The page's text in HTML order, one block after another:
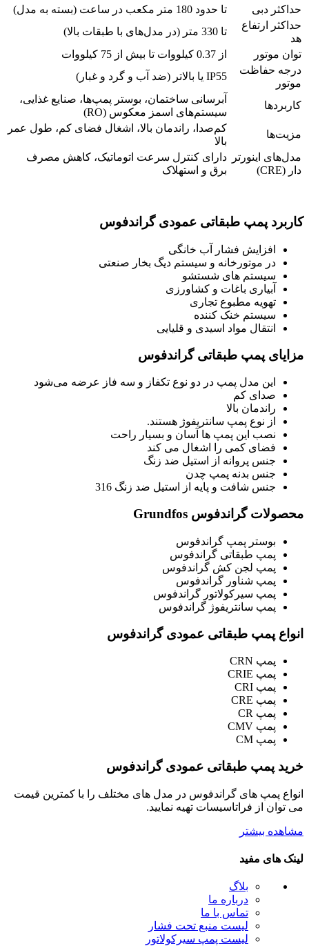
حداکثر دبی
تا حدود 180 متر مکعب در ساعت (بسته به مدل)
حداکثر ارتفاع
هد
تا 330 متر (در مدل‌های با طبقات بالا)
توان موتور
از 0.37 کیلووات تا بیش از 75 کیلووات
درجه حفاظت
موتور
IP55 یا بالاتر (ضد آب و گرد و غبار)
کاربردها
آبرسانی ساختمان، بوستر پمپ‌ها، صنایع غذایی،
سیستم‌های اسمز معکوس (RO)
مزیت‌ها
کم‌صدا، راندمان بالا، اشغال فضای کم، طول عمر
بالا
مدل‌های اینورتر
دار (CRE)
دارای کنترل سرعت اتوماتیک، کاهش مصرف
برق و استهلاک
کاربرد پمپ طبقاتی عمودی گراندفوس
افزایش فشار آب خانگی
در موتورخانه و سیستم دیگ بخار صنعتی
سیستم های شستشو
آبیاری باغات و کشاورزی
تهویه مطبوع تجاری
سیستم خنک کننده
انتقال مواد اسیدی و قلیایی
مزایای پمپ طبقاتی گراندفوس
این مدل پمپ در دو نوع تکفاز و سه فاز عرضه می‌شود
صدای کم
راندمان بالا
از نوع پمپ سانتریفوژ هستند.
نصب این پمپ ها آسان و بسیار راحت
فضای کمی را اشغال می کند
جنس پروانه از استیل ضد زنگ
جنس بدنه پمپ چدن
جنس شافت و پایه از استیل ضد زنگ 316
محصولات گراندفوس Grundfos
بوستر پمپ گراندفوس
پمپ طبقاتی گراندفوس
پمپ لجن کش گراندفوس
پمپ شناور گراندفوس
پمپ سیرکولاتور گراندفوس
پمپ سانتریفوژ گراندفوس
انواع پمپ طبقاتی عمودی گراندفوس
پمپ CRN
پمپ CRIE
پمپ CRI
پمپ CRE
پمپ CR
پمپ CMV
پمپ CM
خرید پمپ طبقاتی عمودی گراندفوس
انواع پمپ های گراندفوس در مدل های مختلف را با کمترین قیمت
می توان از فراتاسیسات تهیه نمایید.
مشاهده بیشتر
لینک های مفید
بلاگ
درباره ما
تماس با ما
لیست منبع تحت فشار
لیست پمپ سیرکولاتور